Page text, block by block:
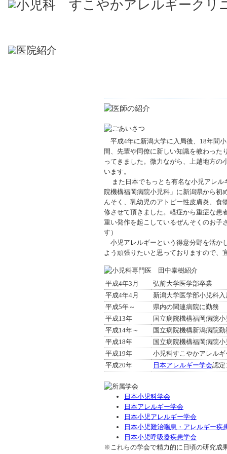
平成4年に新潟大学に入局後、18年間
間、先輩や同僚に新しい知識を教わった
ってきました。微力ながら、上越地方の
います。
また日本でもっとも有名な小児アレル
院機構福岡病院小児科」に新潟県から初
んそく、乳幼児のアトピー性皮膚炎、食
修させて頂きました。軽症から重症な
重い発作を起こしているぜんそくのお子
す）
小児アレルギーという得意分野を活か
よう頑張りたいと思っておりますので、
平成4年3月
弘前大学医学部卒業
平成4年4月
新潟大学医学部小児科入
平成5年～
県内の関連病院に勤務
平成13年
国立病院機構福岡病院
平成14年～
国立病院機構新潟病院
平成18年
国立病院機構福岡病院
平成19年
小児科すこやかアレル
平成20年
日本アレルギー学会認定
日本小児科学会
日本アレルギー学会
日本小児アレルギー学会
日本小児難治喘息・アレルギー疾
日本小児呼吸器疾患学会
※これらの学会で精力的に日頃の研究成